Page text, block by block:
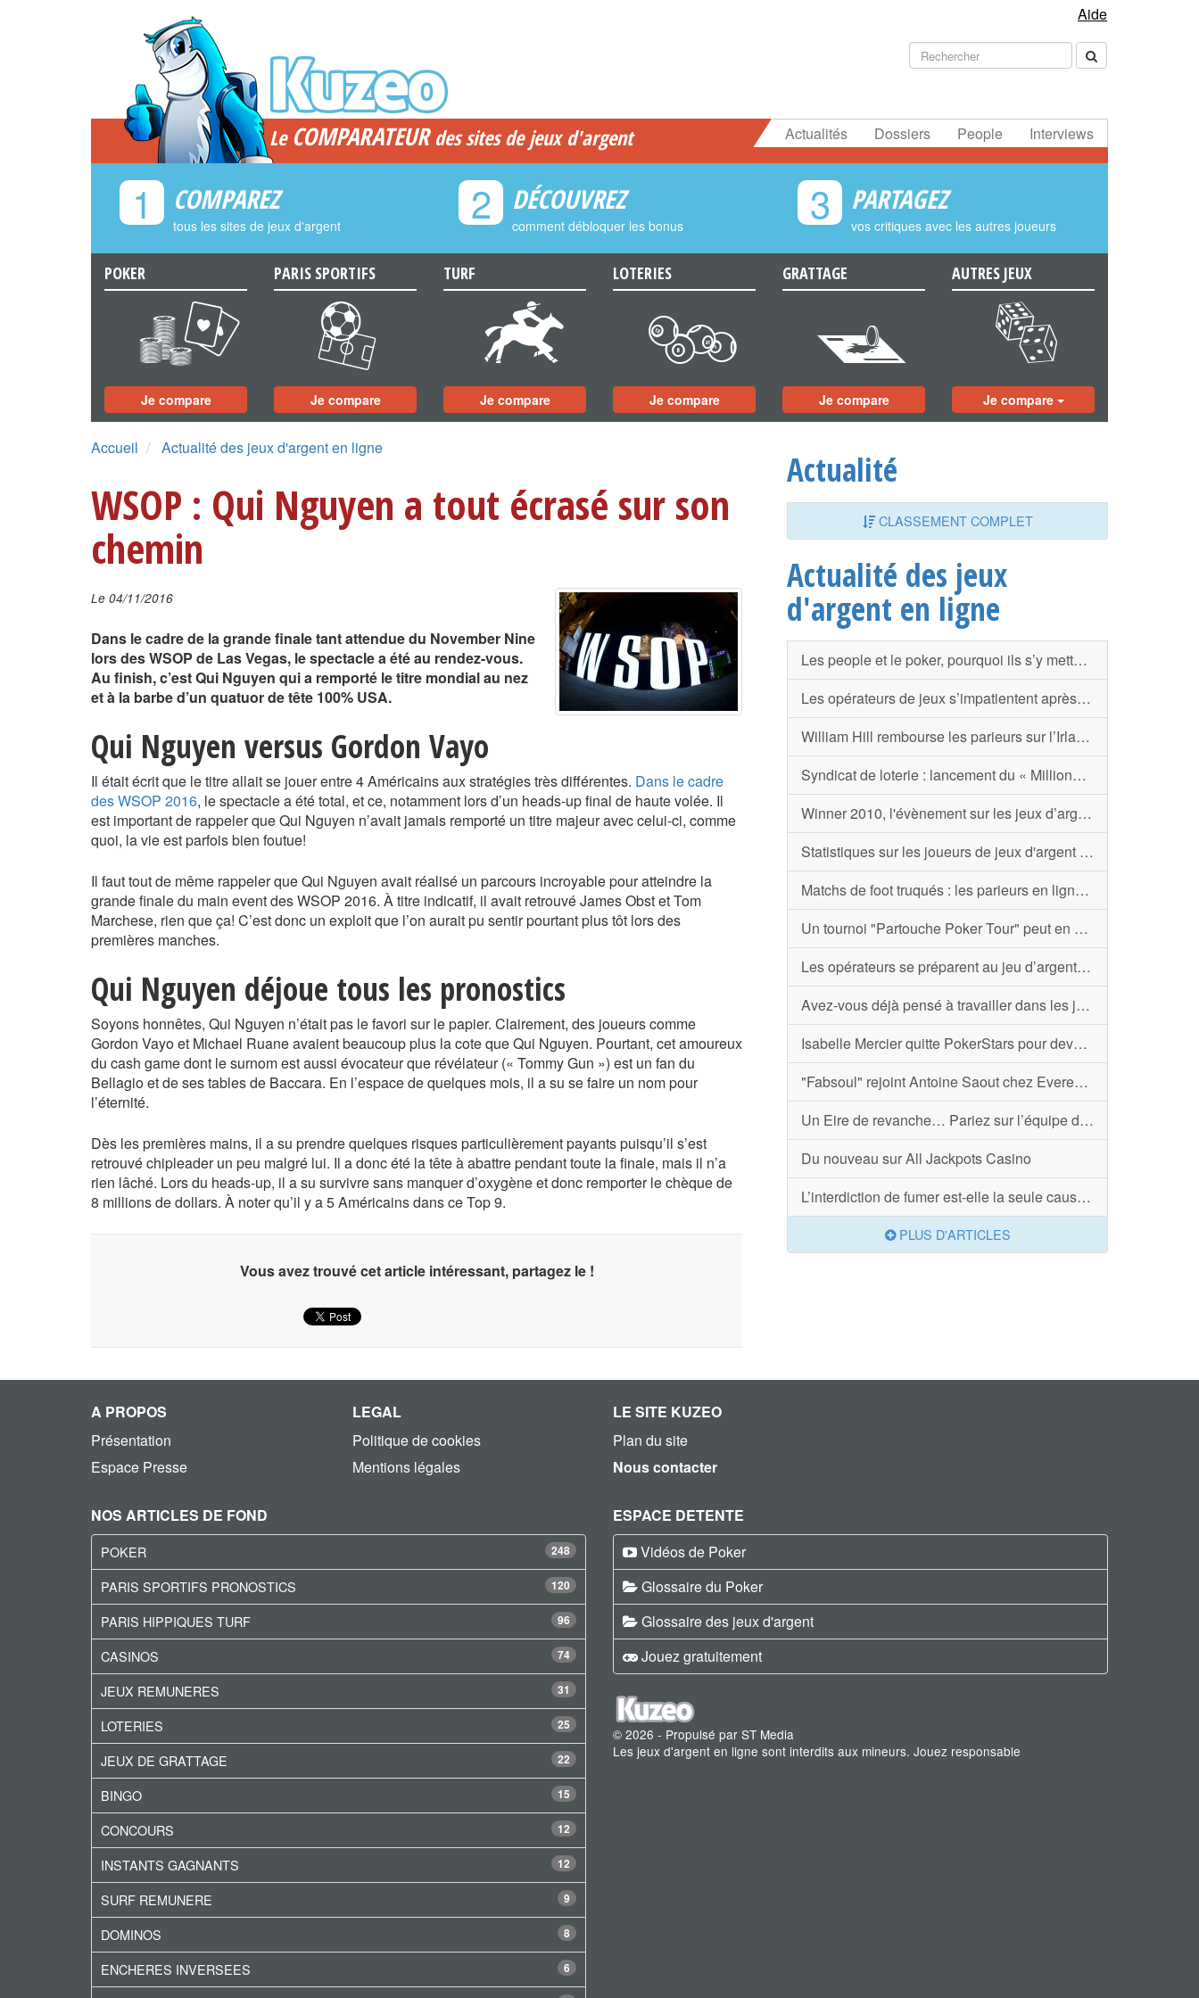
Aide
Le COMPARATEURdes sites de jeux d'argent Actualités Dossiers People Interviews
1 COMPAREZ
tous les sites de jeux d'argent 2 DÉCOUVREZ
comment débloquer les bonus 3 PARTAGEZ
vos critiques avec les autres joueurs
POKER
a
Je compare
PARIS SPORTIFS
b
Je compare
TURF
d
Je compare
LOTERIES
c
Je compare
GRATTAGE
e
Je compare
AUTRES JEUX
f
Je compare
Accueil Actualité des jeux d'argent en ligne
WSOP : Qui Nguyen a tout écrasé sur son
chemin
Le 04/11/2016
Dans le cadre de la grande finale tant attendue du November Nine
lors des WSOP de Las Vegas, le spectacle a été au rendez-vous.
Au finish, c’est Qui Nguyen qui a remporté le titre mondial au nez
et à la barbe d’un quatuor de tête 100% USA.
Qui Nguyen versus Gordon Vayo
Il était écrit que le titre allait se jouer entre 4 Américains aux stratégies très différentes. Dans le cadre
des WSOP 2016, le spectacle a été total, et ce, notamment lors d’un heads-up final de haute volée. Il
est important de rappeler que Qui Nguyen n’avait jamais remporté un titre majeur avec celui-ci, comme
quoi, la vie est parfois bien foutue!
Il faut tout de même rappeler que Qui Nguyen avait réalisé un parcours incroyable pour atteindre la
grande finale du main event des WSOP 2016. À titre indicatif, il avait retrouvé James Obst et Tom
Marchese, rien que ça! C’est donc un exploit que l’on aurait pu sentir pourtant plus tôt lors des
premières manches.
Qui Nguyen déjoue tous les pronostics
Soyons honnêtes, Qui Nguyen n’était pas le favori sur le papier. Clairement, des joueurs comme
Gordon Vayo et Michael Ruane avaient beaucoup plus la cote que Qui Nguyen. Pourtant, cet amoureux
du cash game dont le surnom est aussi évocateur que révélateur (« Tommy Gun ») est un fan du
Bellagio et de ses tables de Baccara. En l’espace de quelques mois, il a su se faire un nom pour
l’éternité.
Dès les premières mains, il a su prendre quelques risques particulièrement payants puisqu’il s’est
retrouvé chipleader un peu malgré lui. Il a donc été la tête à abattre pendant toute la finale, mais il n’a
rien lâché. Lors du heads-up, il a su survivre sans manquer d’oxygène et donc remporter le chèque de
8 millions de dollars. À noter qu’il y a 5 Américains dans ce Top 9.
Vous avez trouvé cet article intéressant, partagez le !
Actualité
CLASSEMENT COMPLET
Actualité des jeux
d'argent en ligne
Les people et le poker, pourquoi ils s’y mettent tous ?
Les opérateurs de jeux s’impatientent après un nouveau report possible de la loi
William Hill rembourse les parieurs sur l’Irlande à cause de la main d’Henry
Syndicat de loterie : lancement du « Millionnaire Raffle »
Winner 2010, l'évènement sur les jeux d’argent au mois de mai
Statistiques sur les joueurs de jeux d'argent en ligne
Matchs de foot truqués : les parieurs en ligne seront lourdement sanctionnés
Un tournoi "Partouche Poker Tour" peut en cacher un autre
Les opérateurs se préparent au jeu d’argent sur mobile
Avez-vous déjà pensé à travailler dans les jeux d’argent ?
Isabelle Mercier quitte PokerStars pour devenir l’ambassadrice du poker chez Betclic
"Fabsoul" rejoint Antoine Saout chez Everest Poker
Un Eire de revanche… Pariez sur l’équipe de France !
Du nouveau sur All Jackpots Casino
L’interdiction de fumer est-elle la seule cause des chiffres en baisse des casinos ?
PLUS D'ARTICLES
A PROPOS
Présentation
Espace Presse
LEGAL
Politique de cookies
Mentions légales
LE SITE KUZEO
Plan du site
Nous contacter
NOS ARTICLES DE FOND
248
POKER
120
PARIS SPORTIFS PRONOSTICS
96
PARIS HIPPIQUES TURF
74
CASINOS
31
JEUX REMUNERES
25
LOTERIES
22
JEUX DE GRATTAGE
15
BINGO
12
CONCOURS
12
INSTANTS GAGNANTS
9
SURF REMUNERE
8
DOMINOS
6
ENCHERES INVERSEES
ESPACE DETENTE
Vidéos de Poker
Glossaire du Poker
Glossaire des jeux d'argent
Jouez gratuitement
© 2026 - Propulsé par ST Media
Les jeux d'argent en ligne sont interdits aux mineurs. Jouez responsable